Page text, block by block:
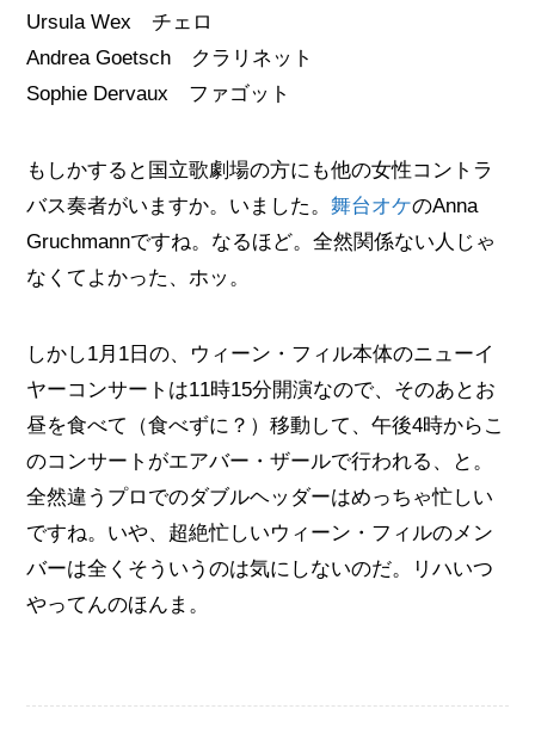
Ursula Wex チェロ
Andrea Goetsch クラリネット
Sophie Dervaux ファゴット
もしかすると国立歌劇場の方にも他の女性コントラ
バス奏者がいますか。いました。舞台オケのAnna
Gruchmannですね。なるほど。全然関係ない人じゃ
なくてよかった、ホッ。
しかし1月1日の、ウィーン・フィル本体のニューイ
ヤーコンサートは11時15分開演なので、そのあとお
昼を食べて（食べずに？）移動して、午後4時からこ
のコンサートがエアバー・ザールで行われる、と。
全然違うプロでのダブルヘッダーはめっちゃ忙しい
ですね。いや、超絶忙しいウィーン・フィルのメン
バーは全くそういうのは気にしないのだ。リハいつ
やってんのほんま。